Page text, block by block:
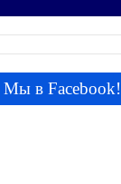
Мы в Facebook!